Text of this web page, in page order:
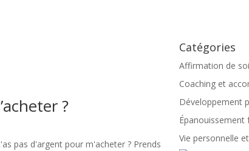
?
pas d'argent pour m'acheter ? Prends
Catégories
Affirmation de soi
Coaching et
Développement
Épanouissement
Vie personnelle